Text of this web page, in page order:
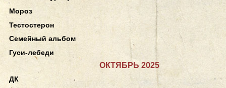
Мороз
Тестостерон
Семейный альбом
Гуси-лебеди
ОКТЯБРЬ 2025
ДК